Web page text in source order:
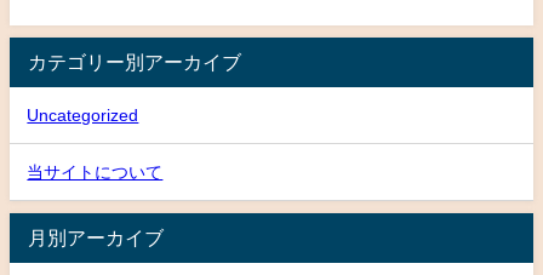
カテゴリー別アーカイブ
Uncategorized
当サイトについて
月別アーカイブ